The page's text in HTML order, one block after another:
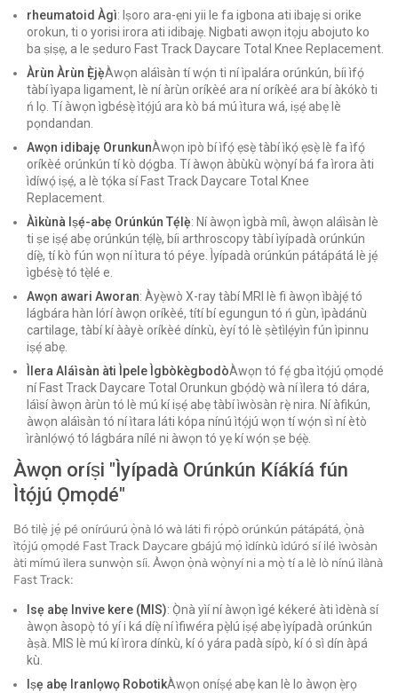
rheumatoid Àgì: Iṣoro ara-ẹni yii le fa igbona ati ibajẹ si orike
orokun, ti o yorisi irora ati idibajẹ. Nigbati awọn itọju abojuto ko
ba ṣiṣẹ, a le ṣeduro Fast Track Daycare Total Knee Replacement.
Àrùn Àrùn Ẹ̀jẹ̀Àwọn aláìsàn tí wọ́n ti ní ìpalára orúnkún, bíi ìfọ́
tàbí ìyapa ligament, lè ní àrùn oríkèé ara ní oríkèé ara bí àkókò ti
ń lọ. Tí àwọn ìgbésẹ̀ ìtọ́jú ara kò bá mú ìtura wá, iṣẹ́ abẹ lè
pọndandan.
Awọn idibajẹ OrunkunÀwọn ipò bí ìfọ́ ẹsẹ̀ tàbí ìkọ́ ẹsẹ̀ lè fa ìfọ́
oríkèé orúnkún tí kò dọ́gba. Tí àwọn àbùkù wọ̀nyí bá fa ìrora àti
ìdíwọ́ iṣẹ́, a lè tọ́ka sí Fast Track Daycare Total Knee
Replacement.
Àìkùnà Iṣẹ́-abẹ Orúnkún Tẹ́lẹ̀: Ní àwọn ìgbà míì, àwọn aláìsàn lè
ti ṣe iṣẹ́ abẹ orúnkún tẹ́lẹ̀, bíi arthroscopy tàbí ìyípadà orúnkún
díẹ̀, tí kò fún wọn ní ìtura tó péye. Ìyípadà orúnkún pátápátá lè jẹ́
ìgbésẹ̀ tó tẹ̀lé e.
Awọn awari Aworan: Àyẹ̀wò X-ray tàbí MRI lè fi àwọn ìbàjẹ́ tó
lágbára hàn lórí àwọn oríkèé, títí bí egungun tó ń gùn, ìpàdánù
cartilage, tàbí kí ààyè oríkèé dínkù, èyí tó lè ṣètìlẹ́yìn fún ìpinnu
iṣẹ́ abẹ.
Ìlera Aláìsàn àti Ìpele ÌgbòkègbodòÀwọn tó fẹ́ gba ìtọ́jú ọmọdé
ní Fast Track Daycare Total Orunkun gbọ́dọ̀ wà ní ìlera tó dára,
láìsí àwọn àrùn tó lè mú kí iṣẹ́ abẹ tàbí ìwòsàn rẹ̀ nira. Ní àfikún,
àwọn aláìsàn tó ní ìtara láti kópa nínú ìtọ́jú wọn tí wọ́n sì ní ètò
ìrànlọ́wọ́ tó lágbára nílé ni àwọn tó yẹ kí wọ́n ṣe bẹ́ẹ̀.
Àwọn oríṣi "Ìyípadà Orúnkún Kíákíá fún
Ìtọ́jú Ọmọdé"
Bó tilẹ̀ jẹ́ pé onírúurú ọ̀nà ló wà láti fi rọ́pò orúnkún pátápátá, ọ̀nà
ìtọ́jú ọmọdé Fast Track Daycare gbájú mọ́ ìdínkù ìdúró sí ilé ìwòsàn
àti mímú ìlera sunwọ̀n síi. Àwọn ọ̀nà wọ̀nyí ni a mọ̀ tí a lè lò nínú ìlànà
Fast Track:
Isẹ abẹ Invive kere (MIS): Ọ̀nà yìí ní àwọn ìgé kékeré àti ìdènà sí
àwọn àsopọ̀ tó yí i ká díẹ̀ ní ìfiwéra pẹ̀lú iṣẹ́ abẹ ìyípadà orúnkún
àṣà. MIS lè mú kí ìrora dínkù, kí ó yára padà sípò, kí ó sì dín àpá
kù.
Iṣẹ abẹ Iranlọwọ RobotikÀwọn oníṣẹ́ abẹ kan lè lo àwọn ẹ̀rọ